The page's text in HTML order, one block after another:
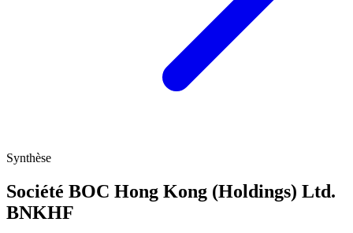
Synthèse
Société BOC Hong Kong (Holdings) Ltd.
BNKHF